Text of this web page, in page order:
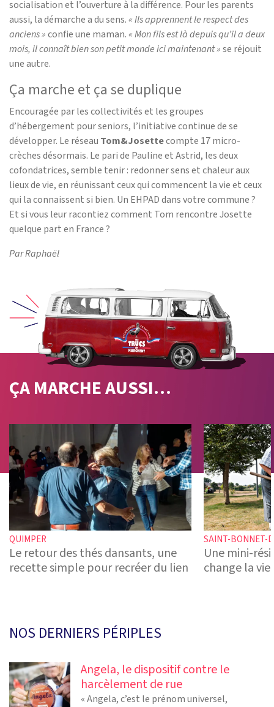
socialisation et l’ouverture à la différence. Pour les parents
aussi, la démarche a du sens.« Ils apprennent le respect des
anciens »confie une maman.« Mon fils est là depuis qu’il a deux
mois, il connaît bien son petit monde ici maintenant »se réjouit
une autre.
Ça marche et ça se duplique
Encouragée par les collectivités et les groupes
d’hébergement pour seniors, l’initiative continue de se
développer. Le réseau Tom&Josettecompte 17 micro-
crèches désormais. Le pari de Pauline et Astrid, les deux
cofondatrices, semble tenir : redonner sens et chaleur aux
lieux de vie, en réunissant ceux qui commencent la vie et ceux
qui la connaissent si bien. Un EHPAD dans votre commune ?
Et si vous leur racontiez comment Tom rencontre Josette
quelque part en France ?
Par Raphaël
ÇA MARCHEAUSSI…
QUIMPER
Le retour des thés dansants, une
recette simple pour recréer du lien
SAINT-BONNET-
Une mini-
change la vie
NOS DERNIERS PÉRIPLES
Angela, le dispositif contre le
harcèlement de rue
« Angela, c’est le prénom universel,